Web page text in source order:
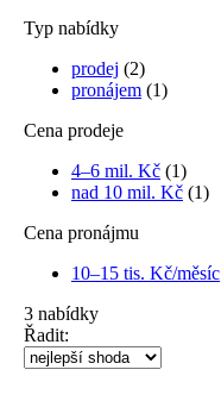
Typ nabídky
prodej (2)
pronájem (1)
Cena prodeje
4–6 mil. Kč (1)
nad 10 mil. Kč (1)
Cena pronájmu
10–15 tis. Kč/měsíc
3 nabídky
Řadit: